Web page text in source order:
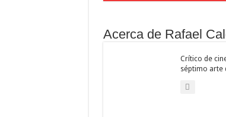
Acerca de Rafael
Crítico de
séptimo arte